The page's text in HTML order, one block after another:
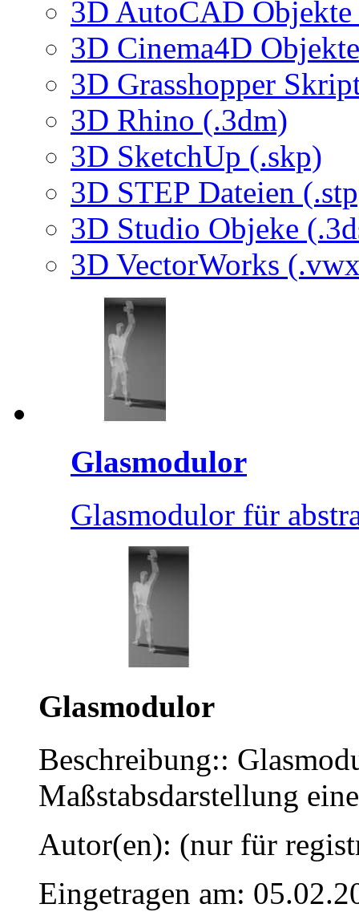
3D AutoCAD
3D Cinema4D
3D Grasshopper
3D Rhino (.3dm)
3D SketchUp (.skp)
3D STEP Dateien
3D Studio Objeke
3D VectorWorks
Glasmodulor
Glasmodulor für
Glasmodulor
Beschreibung::
Maßstabsdarstellung
Autor(en): (nur für
Eingetragen am: